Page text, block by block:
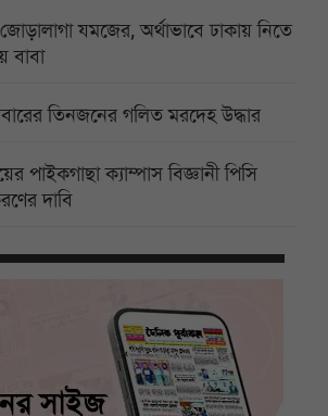
যমজের, অর্থাভাবে ঢাকায় নিতে
বাবা
তিনজনের গলিত মরদেহ উদ্ধার
পাইকগাছা ক্যাম্পাস বিজ্ঞানী পিসি
দাবি